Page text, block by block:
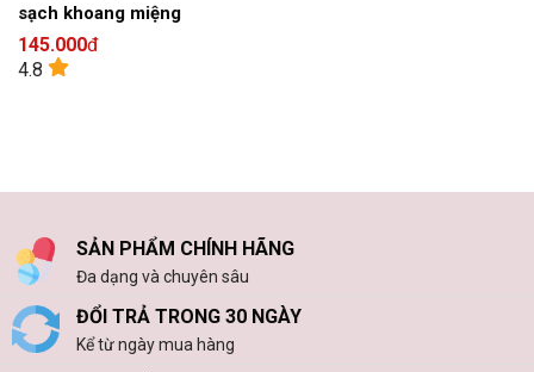
sạch khoang miệng
145.000đ
4.8
SẢN PHẨM CHÍNH HÃNG
Đa dạng và chuyên sâu
ĐỔI TRẢ TRONG 30 NGÀY
Kể từ ngày mua hàng